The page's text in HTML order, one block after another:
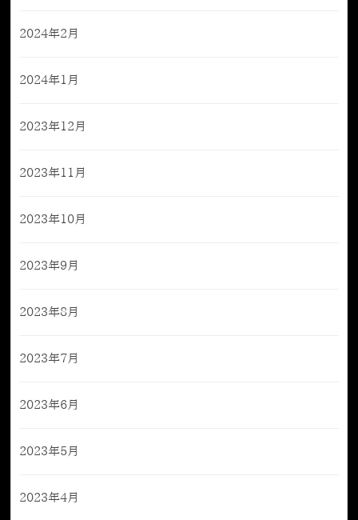
2024年2月
2024年1月
2023年12月
2023年11月
2023年10月
2023年9月
2023年8月
2023年7月
2023年6月
2023年5月
2023年4月